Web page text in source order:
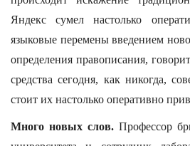
Яндекс сумел настолько
языковые перемены введением
определения правописания,
средства сегодня, как никогда,
стоит их настолько оперативно
Много новых слов. Профессор